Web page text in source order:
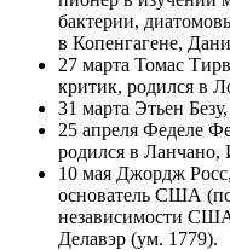
бактерии,
в Копенгагене,
27 марта Томас
критик, родился в
31 марта Этьен
25 апреля Феделе
родился в Ланчано,
10 мая Джордж
основатель США
независимости
Делавэр (ум. 1779).